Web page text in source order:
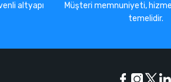
altyapı
Müşteri memnuniyeti, hizmet
temelidir.